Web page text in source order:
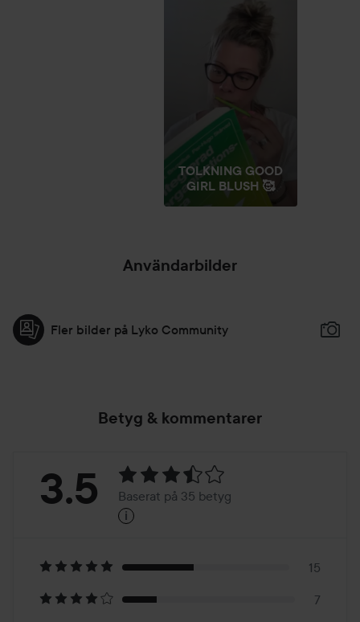
TOLKNING GOOD
GIRL BLUSH 🥰
Användarbilder
Fler bilder på Lyko Community
Betyg & kommentarer
Betyg:
Baserat
på
3.5 Baserat på 35 betyg
i
15
7